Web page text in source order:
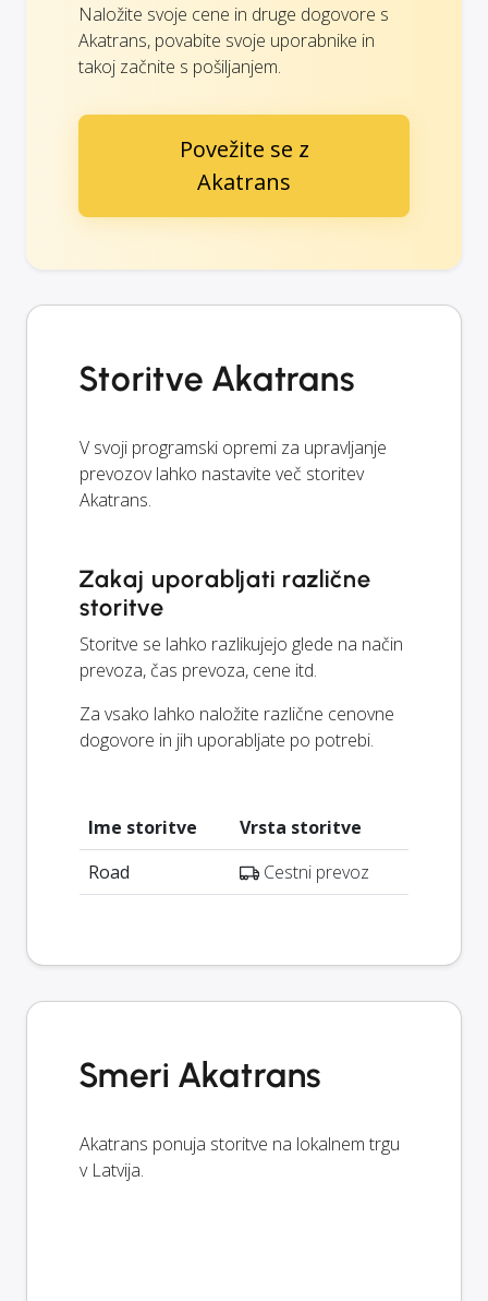
Naložite svoje cene in druge dogovore s
Akatrans, povabite svoje uporabnike in
takoj začnite s pošiljanjem.
Povežite se z
Akatrans
Storitve Akatrans
V svoji programski opremi za upravljanje
prevozov lahko nastavite več storitev
Akatrans.
Zakaj uporabljati različne
storitve
Storitve se lahko razlikujejo glede na način
prevoza, čas prevoza, cene itd.
Za vsako lahko naložite različne cenovne
dogovore in jih uporabljate po potrebi.
Ime storitve
Vrsta storitve
Road
Cestni prevoz
Smeri Akatrans
Akatrans ponuja storitve na lokalnem trgu
v Latvija.